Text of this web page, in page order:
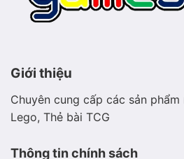
Giới thiệu
Chuyên cung cấp các sản phẩm
Lego, Thẻ bài TCG
Thông tin chính sách